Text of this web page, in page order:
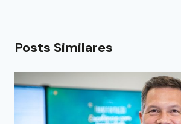
Posts Similares